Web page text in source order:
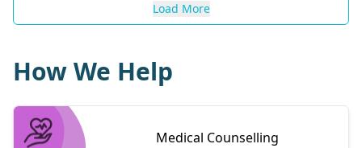
Load More
How We Help
Medical Counselling